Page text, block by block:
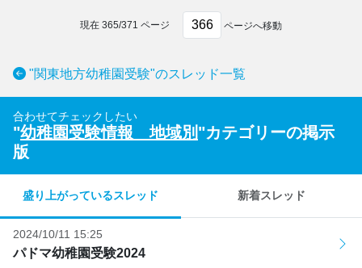
現在 365/371 ページ ページへ移動
"関東地方幼稚園受験"のスレッド一覧
合わせてチェックしたい
"幼稚園受験情報 地域別 "カテゴリーの掲示
版
盛り上がっているスレッド 新着スレッド
2024/10/11 15:25
パドマ幼稚園受験2024